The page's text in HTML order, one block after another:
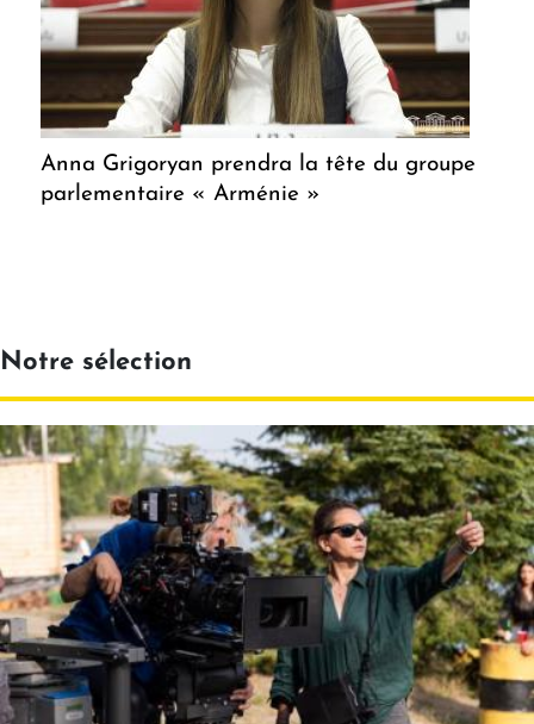
Anna Grigoryan prendra la tête du groupe
parlementaire « Arménie »
Notre sélection